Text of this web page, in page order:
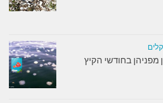
מפניהן בחודשי הקיץ